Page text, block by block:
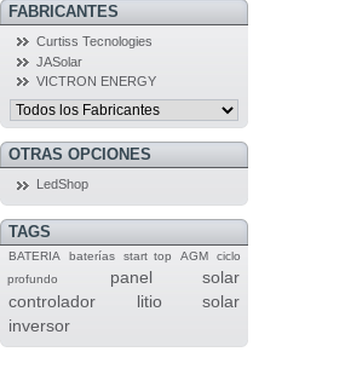
FABRICANTES
Curtiss Tecnologies
JASolar
VICTRON ENERGY
OTRAS OPCIONES
LedShop
TAGS
BATERIA baterías start top AGM
ciclo
profundo
panel solar
controlador
litio
solar
inversor